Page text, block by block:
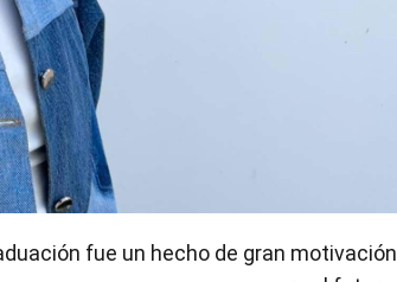
fue un hecho de gran motivación